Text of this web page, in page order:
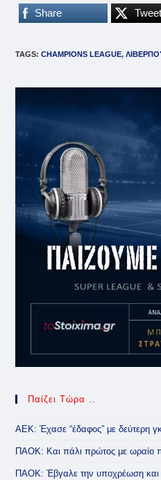
Share Tweet
TAGS:CHAMPIONS LEAGUE,
Παίζει Τώρα ..
ΑΕΚ: Έχασε “έδαφος” με δεύτερη
ΠΑΟΚ: Και πάλι πρώτος με ωραίο
ΠΑΟΚ: Έβγαλε την υποχρέωση και